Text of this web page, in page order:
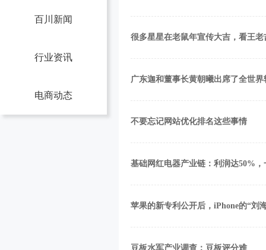
百川新闻
行业资讯
电商动态
很多星星在老鼠年宣传大吉，看王
广东迦和董事长黄朝曦出席了全世界
不要忘记网站优化排名这些事情
基础网红电器产业链：利润达50%，
苹果的新专利公开后，iPhone的“刘
豆板水军产业调查：豆板评分难